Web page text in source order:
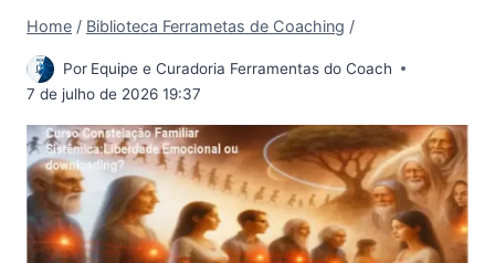
Home / Biblioteca Ferrametas de Coaching /
Por Equipe e Curadoria Ferramentas do Coach
7 de julho de 2026 19:37